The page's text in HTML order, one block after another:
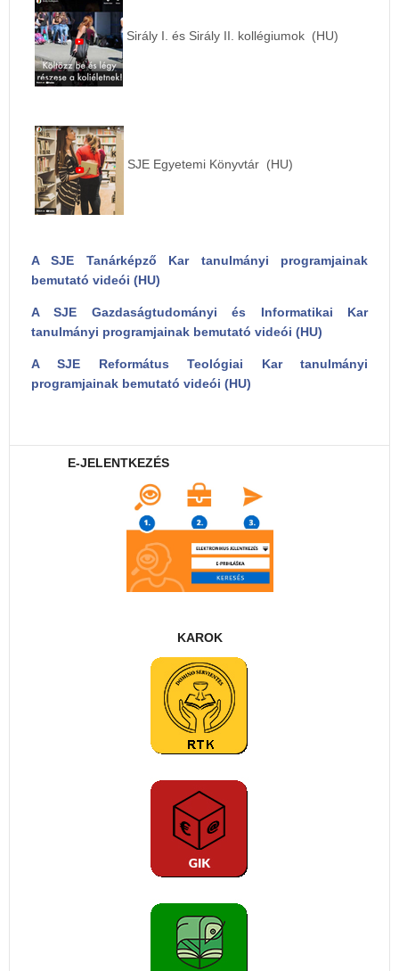
Sirály I. és Sirály II. kollégiumok (HU)
SJE Egyetemi Könyvtár (HU)
A SJE Tanárképző Kar tanulmányi programjainak
bemutató videói (HU)
A SJE Gazdaságtudományi és Informatikai Kar
tanulmányi programjainak bemutató videói (HU)
A SJE Református Teológiai Kar tanulmányi
programjainak bemutató videói (HU)
E-JELENTKEZÉS
KAROK